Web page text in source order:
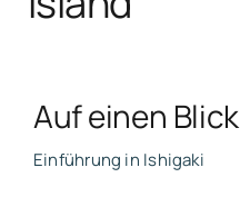
Auf einen Blick
Einführung in Ishigaki